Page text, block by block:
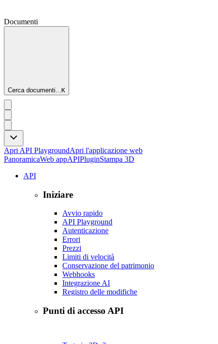
Documenti
Cerca documenti...K
Apri API PlaygroundApri l'applicazione web
PanoramicaWeb appAPIPluginStampa 3D
API
Iniziare
Avvio rapido
API Playground
Autenticazione
Errori
Prezzi
Limiti di velocità
Conservazione del patrimonio
Webhooks
Integrazione AI
Registro delle modifiche
Punti di accesso API